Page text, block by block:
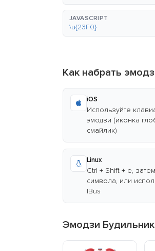
JAVASCRIPT
\u{23F0}
Как набрать
iOS
Используйте
эмодзи (иконка
смайлик)
Linux
Ctrl + Shift + e,
символа, или
IBus
Эмодзи